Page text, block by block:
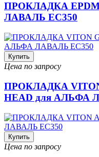
ПРОКЛАДКА
ЛАВАЛЬ EC350
Купить
Цена по запросу
ПРОКЛАДКА VITON
HEAD для АЛЬФА
Купить
Цена по запросу